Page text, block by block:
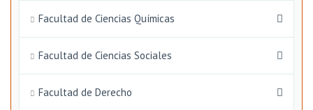
Facultad de Ciencias Químicas
Facultad de Ciencias Sociales
Facultad de Derecho